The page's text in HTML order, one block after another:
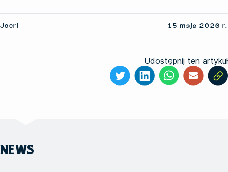
Joeri 15 maja 2026 r.
Udostępnij ten artykuł
NEWS